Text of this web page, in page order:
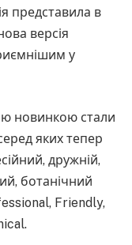
представила в
версія
у
новинкою стали
яких тепер
дружній,
ботанічний
Friendly,